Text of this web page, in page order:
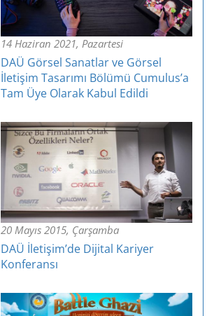
14 Haziran 2021, Pazartesi
DAÜ Görsel Sanatlar ve Görsel
İletişim Tasarımı Bölümü Cumulus’a
Tam Üye Olarak Kabul Edildi
20 Mayıs 2015, Çarşamba
DAÜ İletişim’de Dijital Kariyer
Konferansı